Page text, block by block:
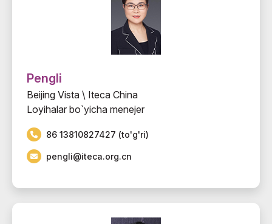
Pengli
Beijing Vista \ Iteca China
Loyihalar bo`yicha menejer
86 13810827427 (to'g'ri)
pengli@iteca.org.cn